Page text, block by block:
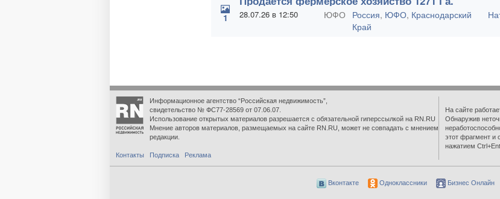
1 28.07.26 в 12:50 ЮФО Россия, ЮФО, Краснодарский
Край
Информационное агентство “Российская недвижимость”,
свидетельство № ФС77-28569 от 07.06.07.
Использование открытых материалов разрешается с обязательной гиперссылкой на RN.RU
Мнение авторов материалов, размещаемых на сайте RN.RU, может не совпадать с мнением
редакции.
Контакты Подписка Реклама
На сайте
Обнаружив
этот фрагмент и
нажатием
Вконтакте Одноклассники Бизнес Онлайн